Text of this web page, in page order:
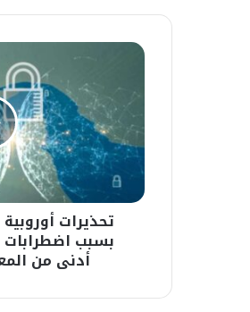
تحذيرات
من
أزمة
غاز
محتملة
بسبب
اضطرابات
هرمز
ومخزونات
المعدلات
تحذيرات
بسبب اضطرابات
أدنى من